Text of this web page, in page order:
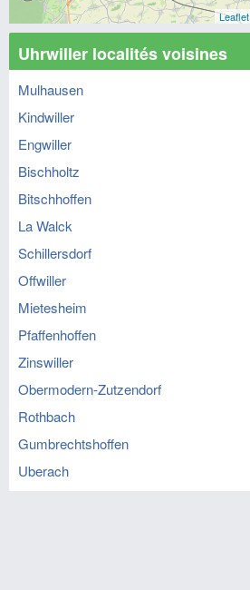
Leaflet
Uhrwiller localités voisines
Mulhausen
Kindwiller
Engwiller
Bischholtz
Bitschhoffen
La Walck
Schillersdorf
Offwiller
Mietesheim
Pfaffenhoffen
Zinswiller
Obermodern-Zutzendorf
Rothbach
Gumbrechtshoffen
Uberach